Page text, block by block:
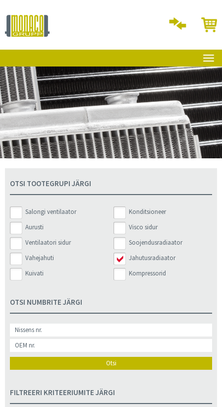
OTSI TOOTEGRUPI JÄRGI
Salongi ventilaator
Konditsioneer
Aurusti
Visco sidur
Ventilaatori sidur
Soojendusradiaator
Vahejahuti
Jahutusradiaator
Kuivati
Kompressorid
OTSI NUMBRITE JÄRGI
Otsi
FILTREERI KRITEERIUMITE JÄRGI